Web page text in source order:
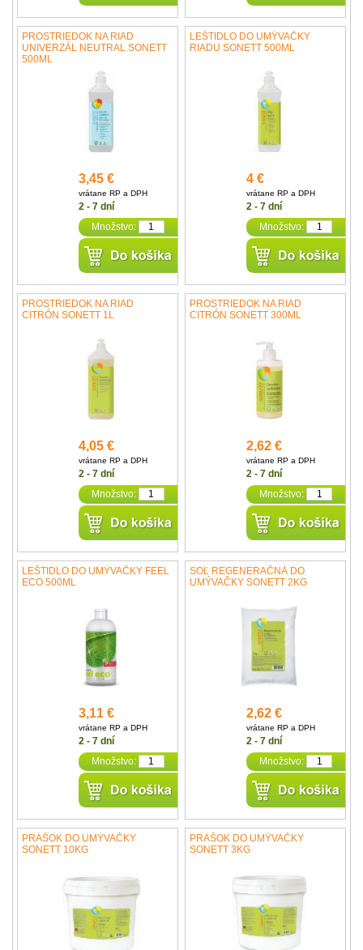
PROSTRIEDOK NA RIAD
UNIVERZÁL NEUTRAL SONETT
500ML
3,45 €
vrátane RP a DPH
2 - 7 dní
Množstvo:
LEŠTIDLO DO UMÝVAČKY
RIADU SONETT 500ML
4 €
vrátane RP a DPH
2 - 7 dní
Množstvo:
PROSTRIEDOK NA RIAD
CITRÓN SONETT 1L
4,05 €
vrátane RP a DPH
2 - 7 dní
Množstvo:
PROSTRIEDOK NA RIAD
CITRÓN SONETT 300ML
2,62 €
vrátane RP a DPH
2 - 7 dní
Množstvo:
LEŠTIDLO DO UMÝVAČKY FEEL
ECO 500ML
3,11 €
vrátane RP a DPH
2 - 7 dní
Množstvo:
SOĽ REGENERAČNÁ DO
UMÝVAČKY SONETT 2KG
2,62 €
vrátane RP a DPH
2 - 7 dní
Množstvo:
PRÁŠOK DO UMÝVAČKY
SONETT 10KG
PRÁŠOK DO UMÝVAČKY
SONETT 3KG